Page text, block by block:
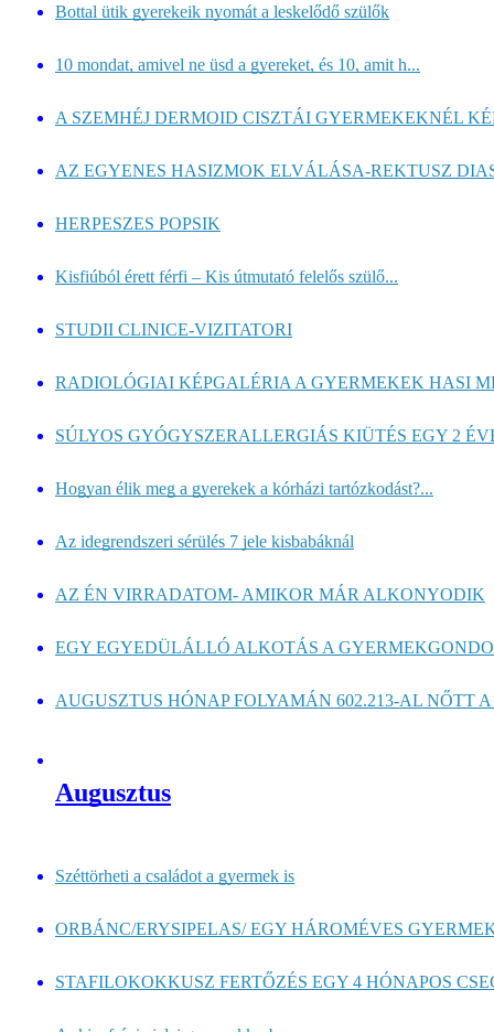
Bottal ütik gyerekeik nyomát a leskelődő szülők
10 mondat, amivel ne üsd a gyereket, és 10, amit h...
A SZEMHÉJ DERMOID CISZTÁI GYERMEKEKNÉL
AZ EGYENES HASIZMOK ELVÁLÁSA-REKTUSZ
HERPESZES POPSIK
Kisfiúból érett férfi – Kis útmutató felelős szülő...
STUDII CLINICE-VIZITATORI
RADIOLÓGIAI KÉPGALÉRIA A GYERMEKEK HASI
SÚLYOS GYÓGYSZERALLERGIÁS KIÜTÉS EGY 2
Hogyan élik meg a gyerekek a kórházi tartózkodást?...
Az idegrendszeri sérülés 7 jele kisbabáknál
AZ ÉN VIRRADATOM- AMIKOR MÁR ALKONYODIK
EGY EGYEDÜLÁLLÓ ALKOTÁS A
AUGUSZTUS HÓNAP FOLYAMÁN 602.213-AL NŐTT
Augusztus
Széttörheti a családot a gyermek is
ORBÁNC/ERYSIPELAS/ EGY HÁROMÉVES
STAFILOKOKKUSZ FERTŐZÉS EGY 4 HÓNAPOS